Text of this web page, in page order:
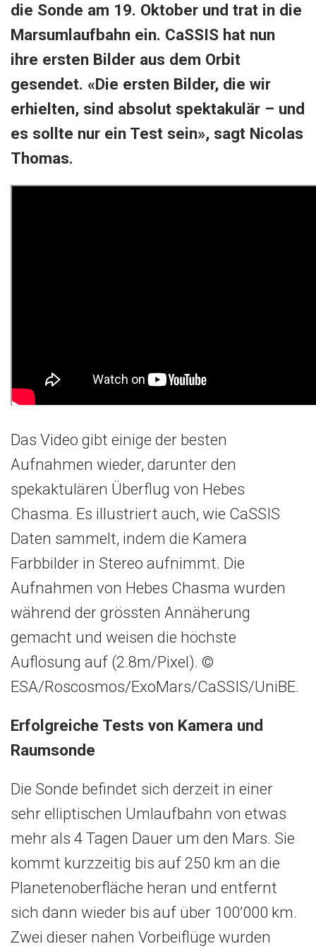
die Sonde am 19. Oktober und trat in die
Marsumlaufbahn ein. CaSSIS hat nun
ihre ersten Bilder aus dem Orbit
gesendet. «Die ersten Bilder, die wir
erhielten, sind absolut spektakulär – und
es sollte nur ein Test sein», sagt Nicolas
Thomas.
Das Video gibt einige der besten
Aufnahmen wieder, darunter den
spekaktulären Überflug von Hebes
Chasma. Es illustriert auch, wie CaSSIS
Daten sammelt, indem die Kamera
Farbbilder in Stereo aufnimmt. Die
Aufnahmen von Hebes Chasma wurden
während der grössten Annäherung
gemacht und weisen die höchste
Auflösung auf (2.8m/Pixel). ©
ESA/Roscosmos/ExoMars/CaSSIS/UniBE.
Erfolgreiche Tests von Kamera und
Raumsonde
Die Sonde befindet sich derzeit in einer
sehr elliptischen Umlaufbahn von etwas
mehr als 4 Tagen Dauer um den Mars. Sie
kommt kurzzeitig bis auf 250 km an die
Planetenoberfläche heran und entfernt
sich dann wieder bis auf über 100’000 km.
Zwei dieser nahen Vorbeiflüge wurden